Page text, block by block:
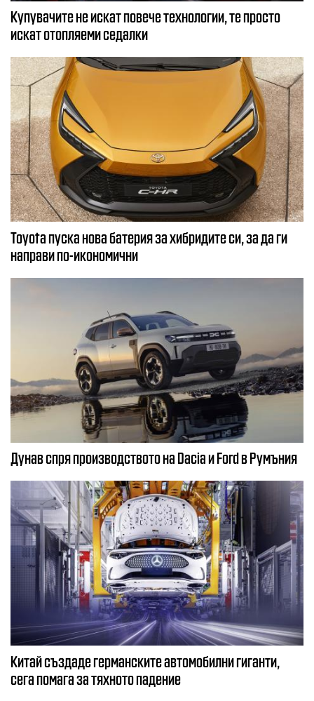
Купувачите не искат повече технологии, те просто
искат отопляеми седалки
Toyota пуска нова батерия за хибридите си, за да ги
направи по-икономични
Дунав спря производството на Dacia и Ford в Румъния
Китай създаде германските автомобилни гиганти,
сега помага за тяхното падение